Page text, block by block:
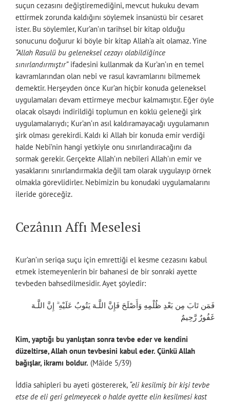
suçun cezasını değiştiremediğini, mevcut hukuku devam
ettirmek zorunda kaldığını söylemek insanüstü bir cesaret
ister. Bu söylemler, Kur’an’ın tarihsel bir kitap olduğu
sonucunu doğurur ki böyle bir kitap Allah’a ait olamaz. Yine
“Allah Rasulü bu geleneksel cezayı olabildiğince
sınırlandırmıştır”ifadesini kullanmak da Kur’an’ın en temel
kavramlarından olan nebî ve rasul kavramlarını bilmemek
demektir. Herşeyden önce Kur’an hiçbir konuda geleneksel
uygulamaları devam ettirmeye mecbur kalmamıştır. Eğer öyle
olacak olsaydı indirildiği toplumun en köklü geleneği şirk
uygulamalarıydı; Kur’an’ın asıl kaldıramayacağı uygulamanın
şirk olması gerekirdi. Kaldı ki Allah bir konuda emir verdiği
halde Nebî’nin hangi yetkiyle onu sınırlandıracağını da
sormak gerekir. Gerçekte Allah’ın nebîleri Allah’ın emir ve
yasaklarını sınırlandırmakla değil tam olarak uygulayıp örnek
olmakla görevlidirler. Nebimizin bu konudaki uygulamalarını
ileride göreceğiz.
Cezânın Affı Meselesi
Kur’an’ın seriqa suçu için emrettiği el kesme cezasını kabul
etmek istemeyenlerin bir bahanesi de bir sonraki ayette
tevbeden bahsedilmesidir. Ayet şöyledir:
فَمَن تَابَ مِن بَعْدِ ظُلْمِهِ وَأَصْلَحَ فَإِنَّ اللَّـهَ يَتُوبُ عَلَيْهِ ۗ إِنَّ اللَّـهَ
غَفُورٌ رَّحِيمٌ
Kim, yaptığı bu yanlıştan sonra tevbe eder ve kendini
düzeltirse, Allah onun tevbesini kabul eder. Çünkü Allah
bağışlar, ikramı boldur. (Mâide 5/39)
İddia sahipleri bu ayeti göstererek, “eli kesilmiş bir kişi tevbe
etse de eli geri gelmeyecek o halde ayette elin kesilmesi kast